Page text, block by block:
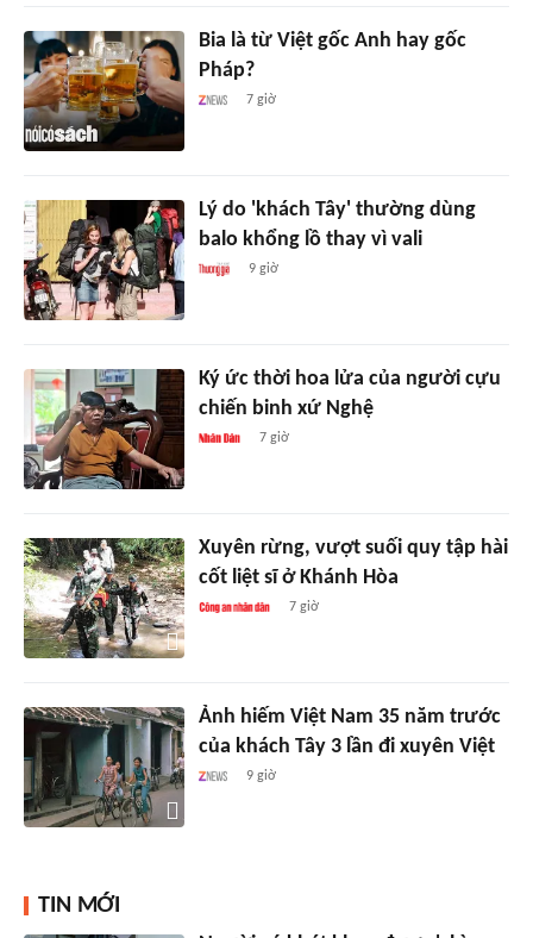
Bia là từ Việt gốc Anh hay gốc
Pháp?
7 giờ
Lý do 'khách Tây' thường dùng
balo khổng lồ thay vì vali
9 giờ
Ký ức thời hoa lửa của người cựu
chiến binh xứ Nghệ
7 giờ
Xuyên rừng, vượt suối quy tập hài
cốt liệt sĩ ở Khánh Hòa
7 giờ
Ảnh hiếm Việt Nam 35 năm trước
của khách Tây 3 lần đi xuyên Việt
9 giờ
TIN MỚI